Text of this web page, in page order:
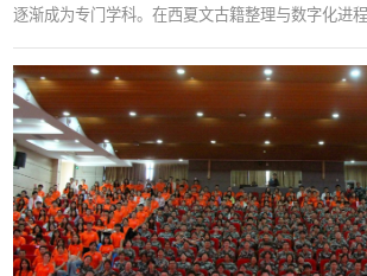
逐渐成为专门学科。在西夏文古籍整理与数字化进
为烦琐的手工录入环节，曾严重制约整体工作进程
这一关键瓶颈，我院教师张光伟带领团队创新性地
功实现了西夏文字的自动识别。2017年，他的西夏
教育部立项，在2018年初，...